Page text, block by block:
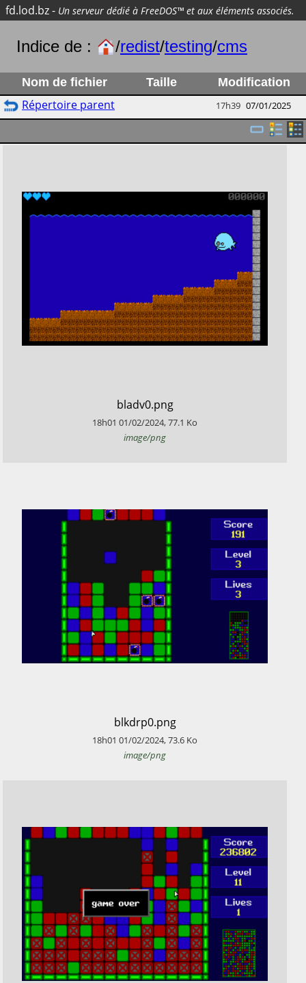
fd.lod.bz- Un serveur dédié à FreeDOS™ et aux éléments associés.
Indice de : /redist/testing/cms
Nom de fichier Taille Modification
Répertoire parent 17h39 07/01/2025
​bladv0.png
18h01 01/02/2024,77.1 Ko
image/png
​blkdrp0.png
18h01 01/02/2024,73.6 Ko
image/png